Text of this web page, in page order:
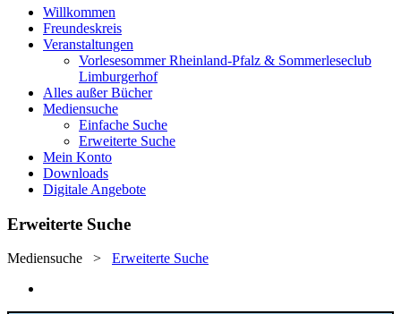
Willkommen
Freundeskreis
Veranstaltungen
Vorlesesommer Rheinland-Pfalz & Sommerleseclub
Limburgerhof
Alles außer Bücher
Mediensuche
Einfache Suche
Erweiterte Suche
Mein Konto
Downloads
Digitale Angebote
Erweiterte Suche
Mediensuche > Erweiterte Suche